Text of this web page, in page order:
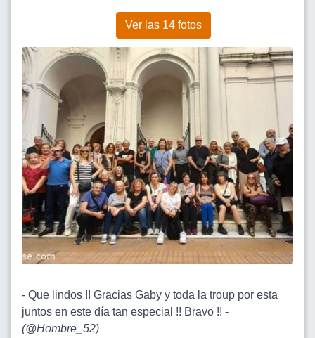
Ver las 14 fotos
- Que lindos !! Gracias Gaby y toda la troup por esta
juntos en este día tan especial !! Bravo !! -
(@Hombre_52)